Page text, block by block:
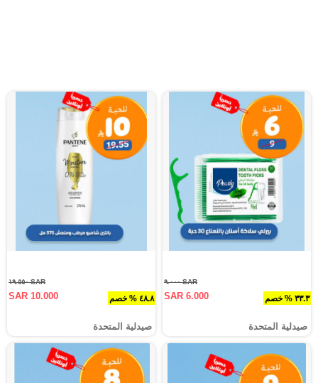
٣٣.٣ % خصم
SAR ٩.٠٠٠
SAR 6.000
صيدلية المتحدة
٤٨.٨ % خصم
SAR ١٩.٥٥٠
SAR 10.000
صيدلية المتحدة